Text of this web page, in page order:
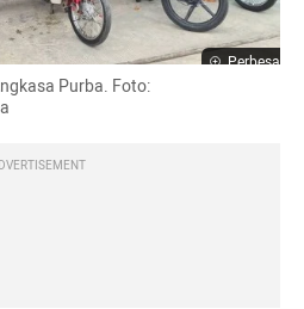
Perbesar
Purba. Foto: